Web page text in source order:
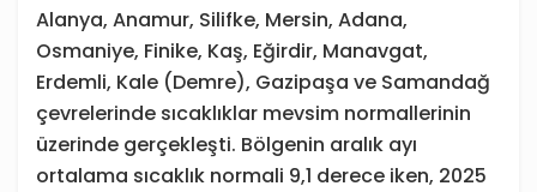
Alanya, Anamur, Silifke, Mersin, Adana,
Osmaniye, Finike, Kaş, Eğirdir, Manavgat,
Erdemli, Kale (Demre), Gazipaşa ve Samandağ
çevrelerinde sıcaklıklar mevsim normallerinin
üzerinde gerçekleşti. Bölgenin aralık ayı
ortalama sıcaklık normali 9,1 derece iken, 2025